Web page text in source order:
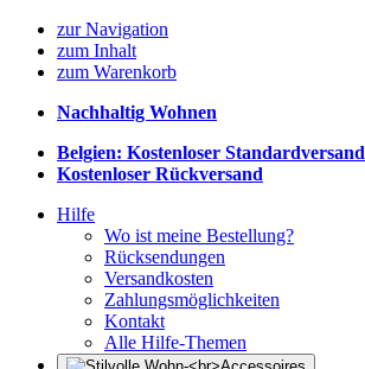
zur Navigation
zum Inhalt
zum Warenkorb
Nachhaltig Wohnen
Belgien: Kostenloser Standardversand
Kostenloser Rückversand
Hilfe
Wo ist meine Bestellung?
Rücksendungen
Versandkosten
Zahlungsmöglichkeiten
Kontakt
Alle Hilfe-Themen